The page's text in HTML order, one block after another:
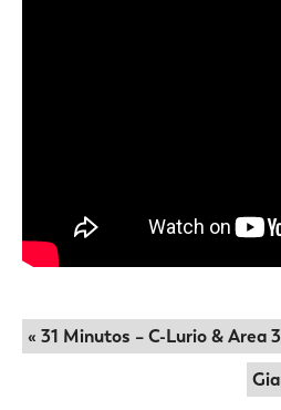
« 31 Minutos – C-Lurio & Area